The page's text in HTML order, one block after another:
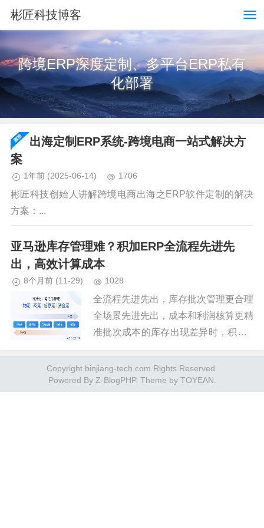
彬匠科技博客
跨境ERP深度定制、多平台ERP私有
化部署
出海定制ERP系统-跨境电商一站式解决方
案
1年前 (2025-06-14) 1706
彬匠科技创始人讲解跨境电商出海之ERP软件定制的解决
方案：...
亚马逊库存管理难？积加ERP全流程先进先
出，高效计算成本
8个月前 (11-29) 1028
全流程先进先出，库存批次管理更合理
全场景先进先出，成本和利润核算更精
准批次成本的库存出现差异时，积加E
户根据实际账务处理需要自动或手动调
整，差异成本可自动或手动赋值。...
Copyright binjiang-tech.com Rights Reserved.
Powered By Z-BlogPHP. Theme by TOYEAN